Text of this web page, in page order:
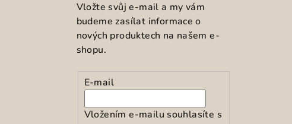
Vložte svůj e-mail a my vám
budeme zasílat informace o
nových produktech na našem e-
shopu.
E-mail
Vložením e-mailu souhlasíte s